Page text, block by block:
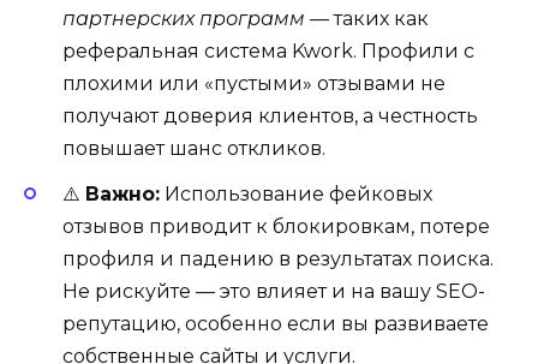
партнерских программ — таких как
реферальная система Kwork. Профили с
плохими или «пустыми» отзывами не
получают доверия клиентов, а честность
повышает шанс откликов.
⚠️ Важно: Использование фейковых
отзывов приводит к блокировкам, потере
профиля и падению в результатах поиска.
Не рискуйте — это влияет и на вашу SEO-
репутацию, особенно если вы развиваете
собственные сайты и услуги.